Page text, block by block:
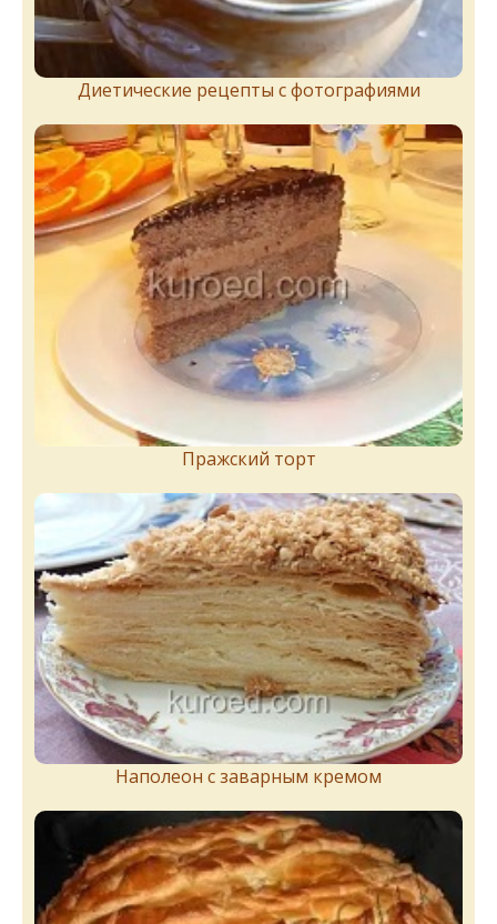
Диетические рецепты с фотографиями
Пражский торт
Наполеон с заварным кремом